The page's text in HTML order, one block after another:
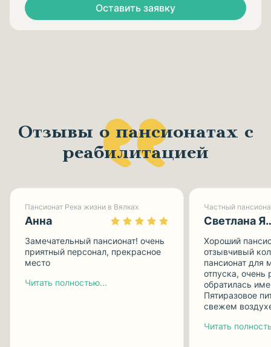
Оставить заявку
Отзывы о пансионатах с
реабилитацией
Пансионат Река жизни в Вялках
Анна
Замечательный пансионат! очень
приятный персонал, прекрасное
место
Читать полностью...
Частный
Хороший
отзывчивый
пансионат
отпуска, очень
обратилась
Пятиразовое
свежем
Читать